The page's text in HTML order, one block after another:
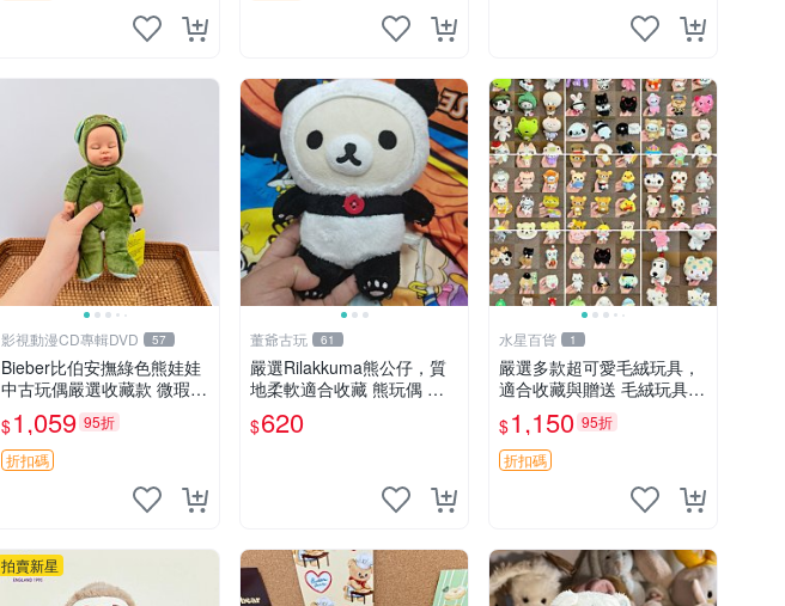
影視動漫CD專輯DVD 57
Bieber比伯安撫綠色熊娃娃
中古玩偶嚴選收藏款 微瑕輕
度使用 Bieber綠熊娃娃 中
古玩偶 微瑕
$1,059 95折
折扣碼
董爺古玩 61
嚴選Rilakkuma熊公仔，質
地柔軟適合收藏 熊玩偶 柔
軟 公仔 收藏
$620
水星百貨 1
嚴選多款超可愛毛絨玩具，
適合收藏與贈送 毛絨玩具、
抱枕、公仔
$1,150 95折
折扣碼
拍賣新星